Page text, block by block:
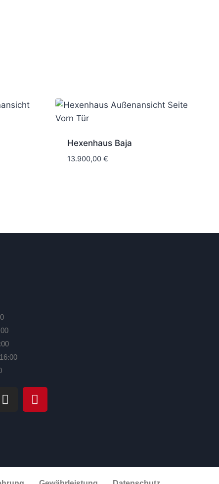
Hexenhaus Baja
13.900,00 €